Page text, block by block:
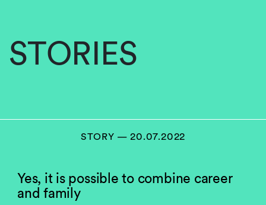
STORIES
STORY — 20.07.2022
Yes, it is possible to combine career
and family